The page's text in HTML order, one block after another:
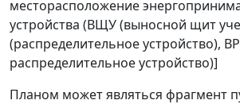
месторасположение
устройства (ВЩУ (выносной щит
(распределительное устройство),
распределительное устройство)]
Планом может являться фрагмент